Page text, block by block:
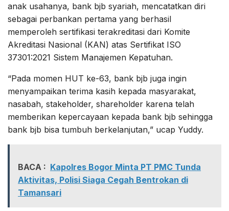
anak usahanya, bank bjb syariah, mencatatkan diri
sebagai perbankan pertama yang berhasil
memperoleh sertifikasi terakreditasi dari Komite
Akreditasi Nasional (KAN) atas Sertifikat ISO
37301:2021 Sistem Manajemen Kepatuhan.
“Pada momen HUT ke-63, bank bjb juga ingin
menyampaikan terima kasih kepada masyarakat,
nasabah, stakeholder, shareholder karena telah
memberikan kepercayaan kepada bank bjb sehingga
bank bjb bisa tumbuh berkelanjutan,” ucap Yuddy.
BACA : Kapolres Bogor Minta PT PMC Tunda
Aktivitas, Polisi Siaga Cegah Bentrokan di
Tamansari